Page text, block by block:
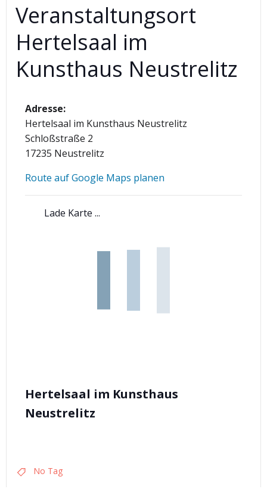
Veranstaltungsort
Hertelsaal im
Kunsthaus Neustrelitz
Adresse:
Hertelsaal im Kunsthaus Neustrelitz
Schloßstraße 2
17235 Neustrelitz
Route auf Google Maps planen
Lade Karte ...
Hertelsaal im Kunsthaus
Neustrelitz
No Tag